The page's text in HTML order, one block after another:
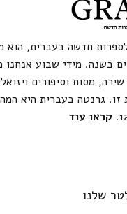
חדשה בעברית, הוא
בשנה. מידי שבוע אנחנו
מסות וסיפורים
זו. גרנטה בעברית היא
קראו עוד
שלנו